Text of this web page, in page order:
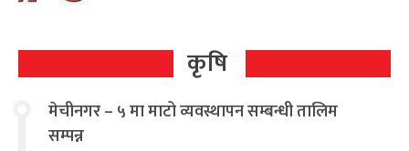
कृषि
मेचीनगर – ५ मा माटो व्यवस्थापन सम्बन्धी तालिम
सम्पन्न